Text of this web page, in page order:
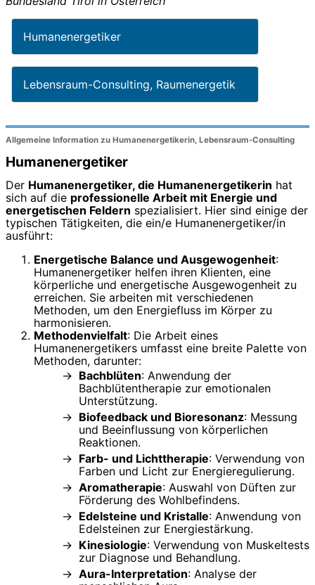
Humanenergetiker
Lebensraum-Consulting, Raumenergetik
Allgemeine Information zu Humanenergetikerin, Lebensraum-Consulting
Humanenergetiker
Der Humanenergetiker, die Humanenergetikerin hat
sich auf die professionelle Arbeit mit Energie und
energetischen Feldern spezialisiert. Hier sind einige der
typischen Tätigkeiten, die ein/e Humanenergetiker/in
ausführt:
Energetische Balance und Ausgewogenheit:
Humanenergetiker helfen ihren Klienten, eine
körperliche und energetische Ausgewogenheit zu
erreichen. Sie arbeiten mit verschiedenen
Methoden, um den Energiefluss im Körper zu
harmonisieren.
Methodenvielfalt: Die Arbeit eines
Humanenergetikers umfasst eine breite Palette von
Methoden, darunter:
Bachblüten: Anwendung der
Bachblütentherapie zur emotionalen
Unterstützung.
Biofeedback und Bioresonanz: Messung
und Beeinflussung von körperlichen
Reaktionen.
Farb- und Lichttherapie: Verwendung von
Farben und Licht zur Energieregulierung.
Aromatherapie: Auswahl von Düften zur
Förderung des Wohlbefindens.
Edelsteine und Kristalle: Anwendung von
Edelsteinen zur Energiestärkung.
Kinesiologie: Verwendung von Muskeltests
zur Diagnose und Behandlung.
Aura-Interpretation: Analyse der